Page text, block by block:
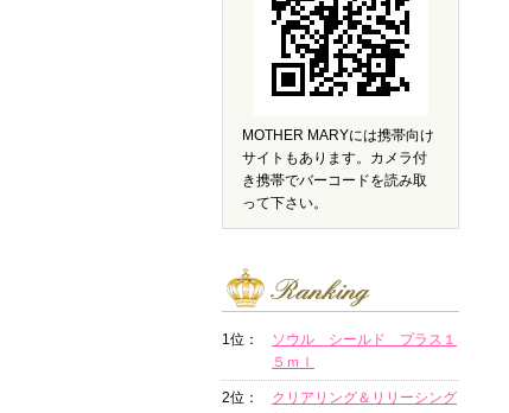
MOTHER MARYには携帯向け
サイトもあります。カメラ付
き携帯でバーコードを読み取
って下さい。
1位：
ソウル シールド プラス１
５ｍｌ
2位：
クリアリング＆リリーシング